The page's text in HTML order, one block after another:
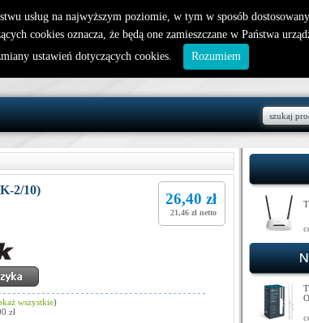
W koszyku jest 0 produktów(y)
2/10)
26,40 zł
21,46 zł netto
wszystkie)
zł
usług na najwyższym poziomie, w tym w sposób
cookies oznacza, że będą one zamieszczane w Państwa
ustawień dotyczących cookies.
Rozumiem